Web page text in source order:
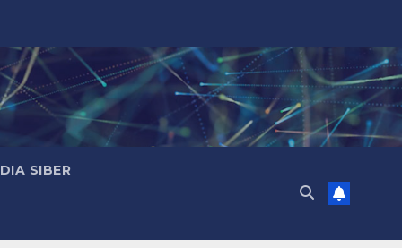
SIBER